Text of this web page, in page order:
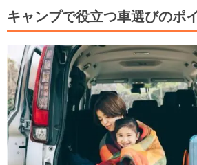
キャンプで役立つ車選びのポ